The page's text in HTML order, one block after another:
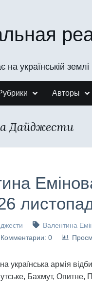
українській землі
Авторы
Дайджести
Валентина
Комментарии: 0
українська армія
Бахмут, Опитне,